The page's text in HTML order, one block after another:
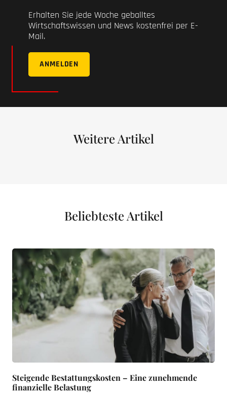
Erhalten Sie jede Woche geballtes
Wirtschaftswissen und News kostenfrei per E-
Mail.
ANMELDEN
Weitere Artikel
Beliebteste Artikel
Steigende Bestattungskosten – Eine zunehmende
finanzielle Belastung